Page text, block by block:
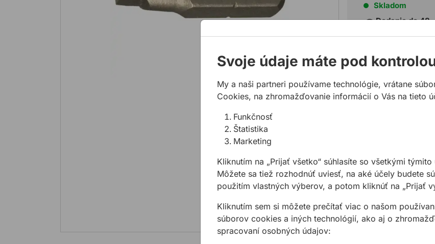
Skladom
Dodanie do 48
Zaregistrujte sa
10% zľava po
Individuálne zľavy
Registrovať
Potrebujete
02 623 109 20
allmediasro (po-
Svoje údaje máte pod
My a naši partneri používame technológie, vrátane
Cookies, na zhromažďovanie informácií o Vás na tieto
Funkčnosť
Štatistika
Marketing
Kliknutím na „Prijať všetko“ súhlasíte so všetkými týmito
Môžete sa tiež rozhodnúť uviesť, na aké účely budete
použitím vlastných výberov, a potom kliknúť na „Prijať
Kliknutím sem si môžete prečítať viac o našom
súborov cookies a iných technológií, ako aj o
spracovaní osobných údajov: